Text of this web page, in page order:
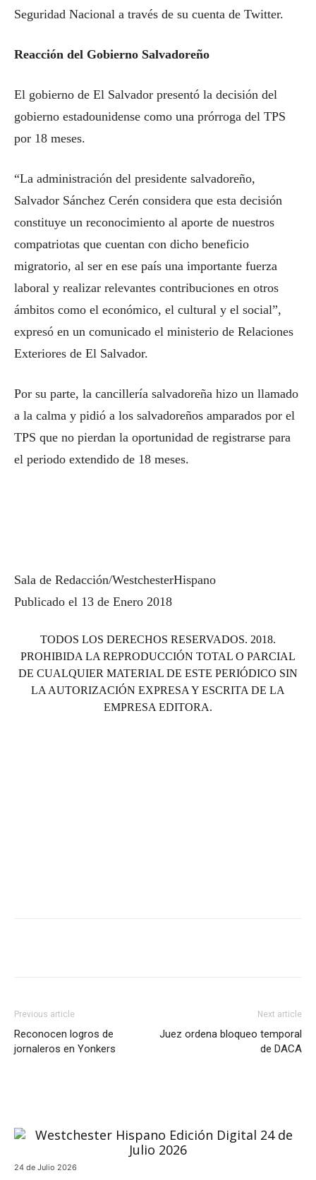
Seguridad Nacional a través de su cuenta de Twitter.
Reacción del Gobierno Salvadoreño
El gobierno de El Salvador presentó la decisión del
gobierno estadounidense como una prórroga del TPS
por 18 meses.
“La administración del presidente salvadoreño,
Salvador Sánchez Cerén considera que esta decisión
constituye un reconocimiento al aporte de nuestros
compatriotas que cuentan con dicho beneficio
migratorio, al ser en ese país una importante fuerza
laboral y realizar relevantes contribuciones en otros
ámbitos como el económico, el cultural y el social”,
expresó en un comunicado el ministerio de Relaciones
Exteriores de El Salvador.
Por su parte, la cancillería salvadoreña hizo un llamado
a la calma y pidió a los salvadoreños amparados por el
TPS que no pierdan la oportunidad de registrarse para
el periodo extendido de 18 meses.
Sala de Redacción/WestchesterHispano
Publicado el 13 de Enero 2018
TODOS LOS DERECHOS RESERVADOS. 2018.
PROHIBIDA LA REPRODUCCIÓN TOTAL O PARCIAL
DE CUALQUIER MATERIAL DE ESTE PERIÓDICO SIN
LA AUTORIZACIÓN EXPRESA Y ESCRITA DE LA
EMPRESA EDITORA.
Previous article
Reconocen logros de
jornaleros en Yonkers
Next article
Juez ordena bloqueo temporal
de DACA
24 de Julio 2026